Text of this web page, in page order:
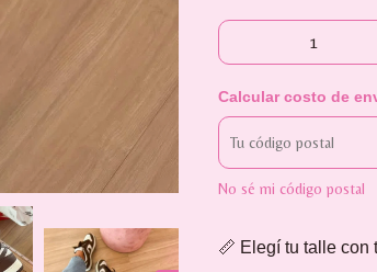
Calcular costo de
No sé mi código postal
📏 Elegí tu talle con